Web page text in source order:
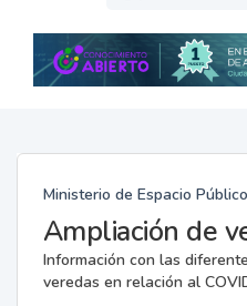
Ministerio de Espacio
Ampliación de
Información con las
veredas en relación al